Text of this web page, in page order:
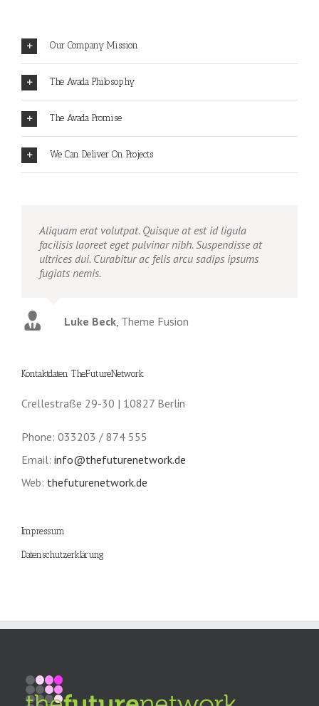
Our Company Mission
The Avada Philosophy
The Avada Promise
We Can Deliver On Projects
Aliquam erat volutpat. Quisque at est id ligula
facilisis laoreet eget pulvinar nibh. Suspendisse at
ultrices dui. Curabitur ac felis arcu sadips ipsums
fugiats nemis.
Luke Beck Theme Fusion
Kontaktdaten TheFutureNetwork
Crellestraße 29-30 | 10827 Berlin
Phone: 033203 / 874 555
Email: info@thefuturenetwork.de
Web: thefuturenetwork.de
Impressum
Datenschutzerklärung